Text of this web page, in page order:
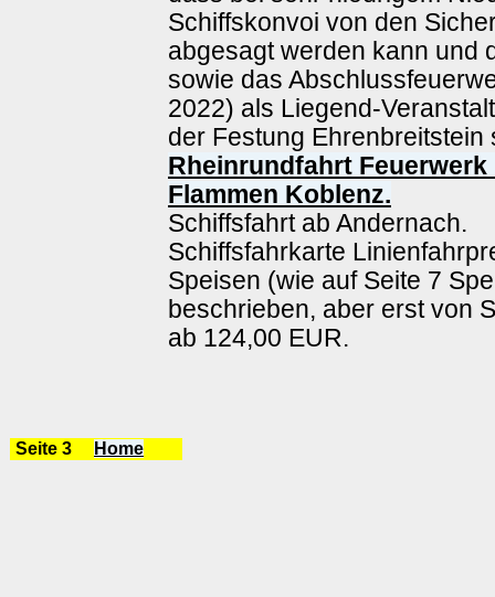
Schiffskonvoi von den
abgesagt werden kann und
sowie das
2022) als Liegend-
der Festung Ehrenbreitstein
Rheinrundfahrt Feuerwerk
Flammen Koblenz.
Schiffsfahrt ab Andernach.
Schiffsfahrkarte
Speisen (wie auf Seite 7
beschrieben, aber erst von
ab 124,00 EUR.
Seite 3 Home